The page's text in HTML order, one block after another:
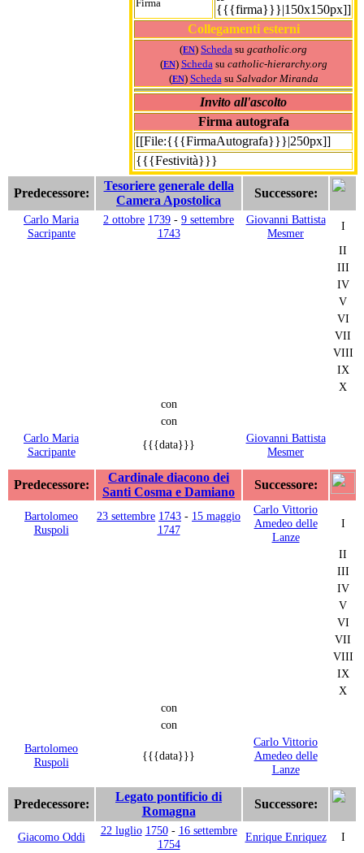
Firma
{{{firma}}}|150x150px]]
Collegamenti esterni
(EN) Scheda su gcatholic.org
(EN) Scheda su catholic-hierarchy.org
(EN) Scheda su Salvador Miranda
Invito all'ascolto
Firma autografa
[[File:{{{FirmaAutografa}}}|250px]]
{{{Festività}}}
Predecessore:
Tesoriere generale della
Camera Apostolica
Successore:
Carlo Maria
Sacripante
2 ottobre 1739 - 9 settembre
1743
Giovanni Battista
Mesmer
I
II
III
IV
V
VI
VII
VIII
IX
X
con
con
Carlo Maria
Sacripante
{{{data}}}
Giovanni Battista
Mesmer
Predecessore:
Cardinale diacono dei
Santi Cosma e Damiano
Successore:
Bartolomeo
Ruspoli
23 settembre 1743 - 15 maggio
1747
Carlo Vittorio
Amedeo delle
Lanze
I
II
III
IV
V
VI
VII
VIII
IX
X
con
con
Bartolomeo
Ruspoli
{{{data}}}
Carlo Vittorio
Amedeo delle
Lanze
Predecessore:
Legato pontificio di
Romagna
Successore:
Giacomo Oddi 22 luglio 1750- 16 settembre
1754
Enrique Enriquez
I